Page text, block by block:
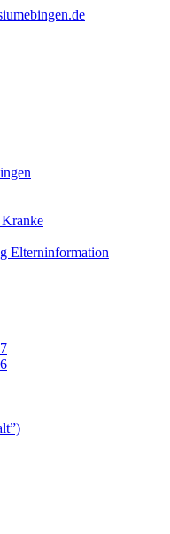
Elterninformation